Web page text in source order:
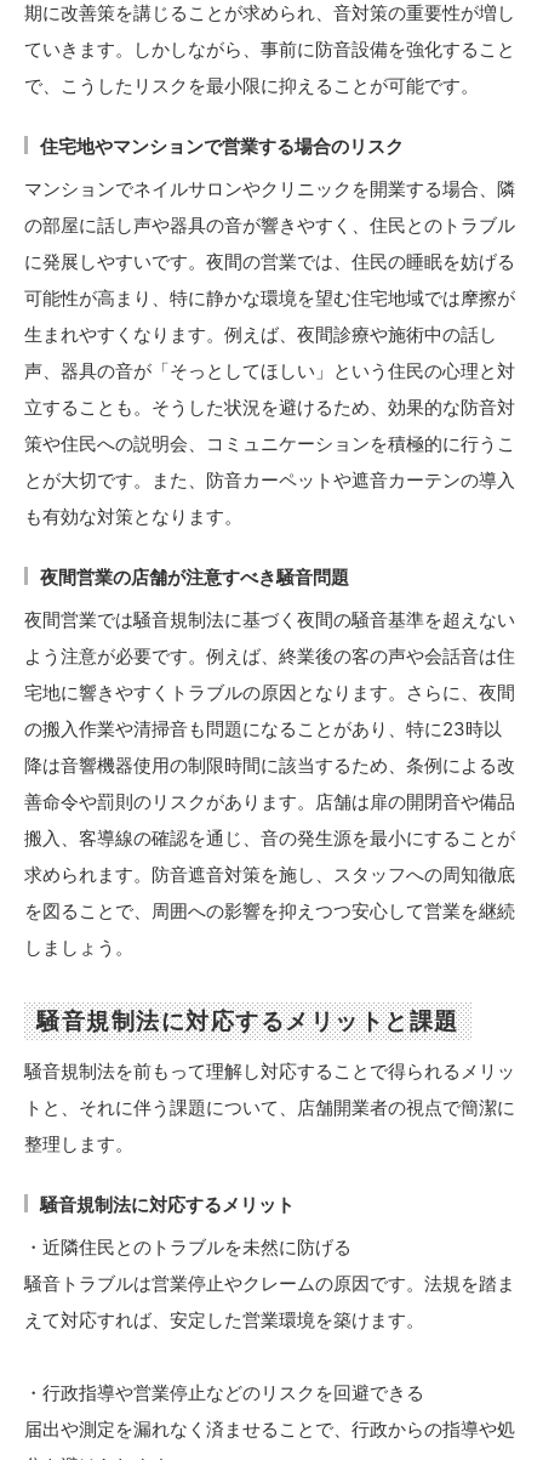
期に改善策を講じることが求められ、音対策の重要性が増し
ていきます。しかしながら、事前に防音設備を強化すること
で、こうしたリスクを最小限に抑えることが可能です。
住宅地やマンションで営業する場合のリスク
マンションでネイルサロンやクリニックを開業する場合、隣
の部屋に話し声や器具の音が響きやすく、住民とのトラブル
に発展しやすいです。夜間の営業では、住民の睡眠を妨げる
可能性が高まり、特に静かな環境を望む住宅地域では摩擦が
生まれやすくなります。例えば、夜間診療や施術中の話し
声、器具の音が「そっとしてほしい」という住民の心理と対
立することも。そうした状況を避けるため、効果的な防音対
策や住民への説明会、コミュニケーションを積極的に行うこ
とが大切です。また、防音カーペットや遮音カーテンの導入
も有効な対策となります。
夜間営業の店舗が注意すべき騒音問題
夜間営業では騒音規制法に基づく夜間の騒音基準を超えない
よう注意が必要です。例えば、終業後の客の声や会話音は住
宅地に響きやすくトラブルの原因となります。さらに、夜間
の搬入作業や清掃音も問題になることがあり、特に23時以
降は音響機器使用の制限時間に該当するため、条例による改
善命令や罰則のリスクがあります。店舗は扉の開閉音や備品
搬入、客導線の確認を通じ、音の発生源を最小にすることが
求められます。防音遮音対策を施し、スタッフへの周知徹底
を図ることで、周囲への影響を抑えつつ安心して営業を継続
しましょう。
騒音規制法に対応するメリットと課題
騒音規制法を前もって理解し対応することで得られるメリッ
トと、それに伴う課題について、店舗開業者の視点で簡潔に
整理します。
騒音規制法に対応するメリット
・近隣住民とのトラブルを未然に防げる
騒音トラブルは営業停止やクレームの原因です。法規を踏ま
えて対応すれば、安定した営業環境を築けます。
・行政指導や営業停止などのリスクを回避できる
届出や測定を漏れなく済ませることで、行政からの指導や処